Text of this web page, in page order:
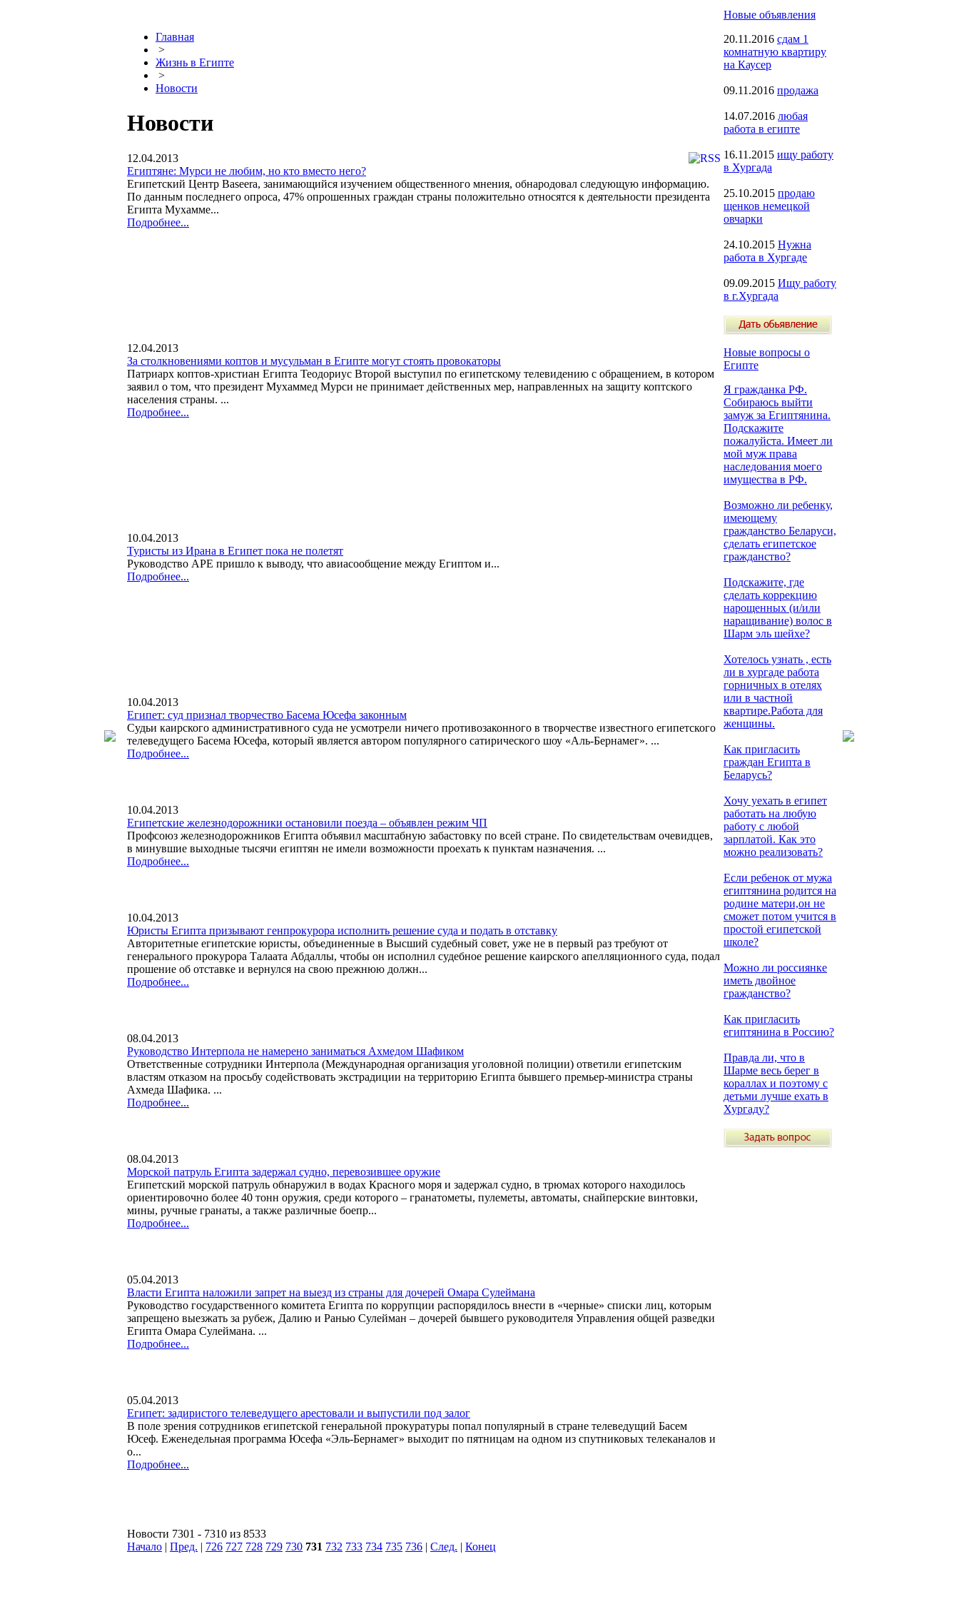
Главная
>
Жизнь в Египте
>
Новости
Новости
12.04.2013
Египтяне: Мурси не любим, но кто вместо него?
Египетский Центр Baseera, занимающийся изучением общественного мнения, обнародовал следующую информацию.
По данным последнего опроса, 47% опрошенных граждан страны положительно относятся к деятельности президента
Египта Мухамме...
Подробнее...
12.04.2013
За столкновениями коптов и мусульман в Египте могут стоять провокаторы
Патриарх коптов-христиан Египта Теодориус Второй выступил по египетскому телевидению с обращением, в котором
заявил о том, что президент Мухаммед Мурси не принимает действенных мер, направленных на защиту коптского
населения страны. ...
Подробнее...
10.04.2013
Туристы из Ирана в Египет пока не полетят
Руководство АРЕ пришло к выводу, что авиасообщение между Египтом и...
Подробнее...
10.04.2013
Египет: суд признал творчество Басема Юсефа законным
Судьи каирского административного суда не усмотрели ничего противозаконного в творчестве известного египетского
телеведущего Басема Юсефа, который является автором популярного сатирического шоу «Аль-Бернамег». ...
Подробнее...
10.04.2013
Египетские железнодорожники остановили поезда – объявлен режим ЧП
Профсоюз железнодорожников Египта объявил масштабную забастовку по всей стране. По свидетельствам очевидцев,
в минувшие выходные тысячи египтян не имели возможности проехать к пунктам назначения. ...
Подробнее...
10.04.2013
Юристы Египта призывают генпрокурора исполнить решение суда и подать в отставку
Авторитетные египетские юристы, объединенные в Высший судебный совет, уже не в первый раз требуют от
генерального прокурора Талаата Абдаллы, чтобы он исполнил судебное решение каирского апелляционного суда, подал
прошение об отставке и вернулся на свою прежнюю должн...
Подробнее...
08.04.2013
Руководство Интерпола не намерено заниматься Ахмедом Шафиком
Ответственные сотрудники Интерпола (Международная организация уголовной полиции) ответили египетским
властям отказом на просьбу содействовать экстрадиции на территорию Египта бывшего премьер-министра страны
Ахмеда Шафика. ...
Подробнее...
08.04.2013
Морской патруль Египта задержал судно, перевозившее оружие
Египетский морской патруль обнаружил в водах Красного моря и задержал судно, в трюмах которого находилось
ориентировочно более 40 тонн оружия, среди которого – гранатометы, пулеметы, автоматы, снайперские винтовки,
мины, ручные гранаты, а также различные боепр...
Подробнее...
05.04.2013
Власти Египта наложили запрет на выезд из страны для дочерей Омара Сулеймана
Руководство государственного комитета Египта по коррупции распорядилось внести в «черные» списки лиц, которым
запрещено выезжать за рубеж, Далию и Ранью Сулейман – дочерей бывшего руководителя Управления общей разведки
Египта Омара Сулеймана. ...
Подробнее...
05.04.2013
Египет: задиристого телеведущего арестовали и выпустили под залог
В поле зрения сотрудников египетской генеральной прокуратуры попал популярный в стране телеведущий Басем
Юсеф. Еженедельная программа Юсефа «Эль-Бернамег» выходит по пятницам на одном из спутниковых телеканалов и
о...
Подробнее...
Новости 7301 - 7310 из 8533
Начало | Пред. | 726 727 728 729 730 731 732 733 734 735 736 | След. | Конец
Новые объявления
20.11.2016 сдам 1
комнатную квартиру
на Каусер
09.11.2016 продажа
14.07.2016 любая
работа в египте
16.11.2015 ищу работу
в Хургада
25.10.2015 продаю
щенков немецкой
овчарки
24.10.2015 Нужна
работа в Хургаде
09.09.2015 Ищу работу
в г.Хургада
Новые вопросы о
Египте
Я гражданка РФ.
Собираюсь выйти
замуж за Египтянина.
Подскажите
пожалуйста. Имеет ли
мой муж права
наследования моего
имущества в РФ.
Возможно ли ребенку,
имеющему
гражданство Беларуси,
сделать египетское
гражданство?
Подскажите, где
сделать коррекцию
нарощенных (и/или
наращивание) волос в
Шарм эль шейхе?
Хотелось узнать , есть
ли в хургаде работа
горничных в отелях
или в частной
квартире.Работа для
женщины.
Как пригласить
граждан Египта в
Беларусь?
Хочу уехать в египет
работать на любую
работу с любой
зарплатой. Как это
можно реализовать?
Если ребенок от мужа
египтянина родится на
родине матери,он не
сможет потом учится в
простой египетской
школе?
Можно ли россиянке
иметь двойное
гражданство?
Как пригласить
египтянина в Россию?
Правда ли, что в
Шарме весь берег в
кораллах и поэтому с
детьми лучше ехать в
Хургаду?